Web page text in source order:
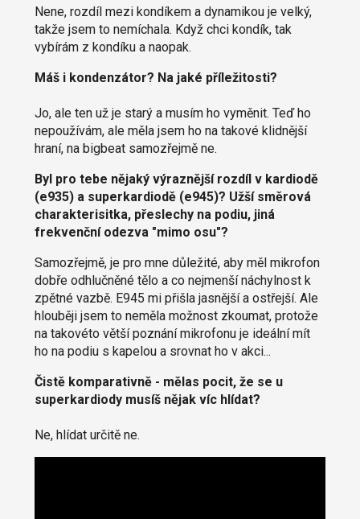
Nene, rozdíl mezi kondíkem a dynamikou je velký,
takže jsem to nemíchala. Když chci kondík, tak
vybírám z kondíku a naopak.
Máš i kondenzátor? Na jaké příležitosti?
Jo, ale ten už je starý a musím ho vyměnit. Teď ho
nepoužívám, ale měla jsem ho na takové klidnější
hraní, na bigbeat samozřejmě ne.
Byl pro tebe nějaký výraznější rozdíl v kardiodě
(e935) a superkardiodě (e945)? Užší směrová
charakterisitka, přeslechy na podiu, jiná
frekvenční odezva "mimo osu"?
Samozřejmě, je pro mne důležité, aby měl mikrofon
dobře odhlučněné tělo a co nejmenší náchylnost k
zpětné vazbě. E945 mi přišla jasnější a ostřejší. Ale
hlouběji jsem to neměla možnost zkoumat, protože
na takovéto větší poznání mikrofonu je ideální mít
ho na podiu s kapelou a srovnat ho v akci...
Čistě komparativně - mělas pocit, že se u
superkardiody musíš nějak víc hlídat?
Ne, hlídat určitě ne.